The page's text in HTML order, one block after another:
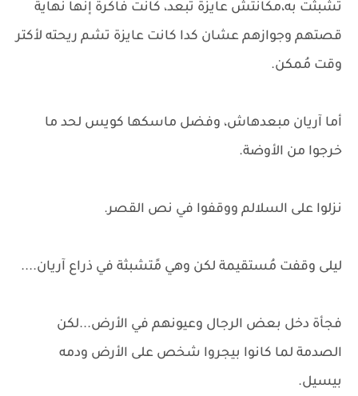
تشبثت به،مكانتش عايزة تبعد، كانت فاكرة إنها نهاية
قصتهم وجوازهم عشان كدا كانت عايزة تشم ريحته لأكتر
وقت مُمكن.
أما آريان مبعدهاش، وفضل ماسكها كويس لحد ما
خرجوا من الأوضة.
نزلوا على السلالم ووقفوا في نص القصر.
ليلى وقفت مُستقيمة لكن وهي مًتشبثة في ذراع آريان....
فجأة دخل بعض الرجال وعيونهم في الأرض...لكن
الصدمة لما كانوا بيجروا شخص على الأرض ودمه
بيسيل.